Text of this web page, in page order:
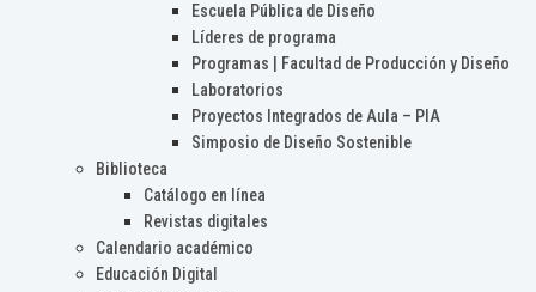
Escuela Pública de Diseño
Líderes de programa
Programas | Facultad de Producción y Diseño
Laboratorios
Proyectos Integrados de Aula – PIA
Simposio de Diseño Sostenible
Biblioteca
Catálogo en línea
Revistas digitales
Calendario académico
Educación Digital